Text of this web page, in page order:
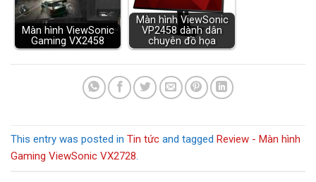
Màn hình ViewSonic
Gaming VX2458
Màn hình ViewSonic
VP2458 dành dân
chuyên đồ họa
This entry was posted in Tin tức and tagged Review - Màn hình
Gaming ViewSonic VX2728.